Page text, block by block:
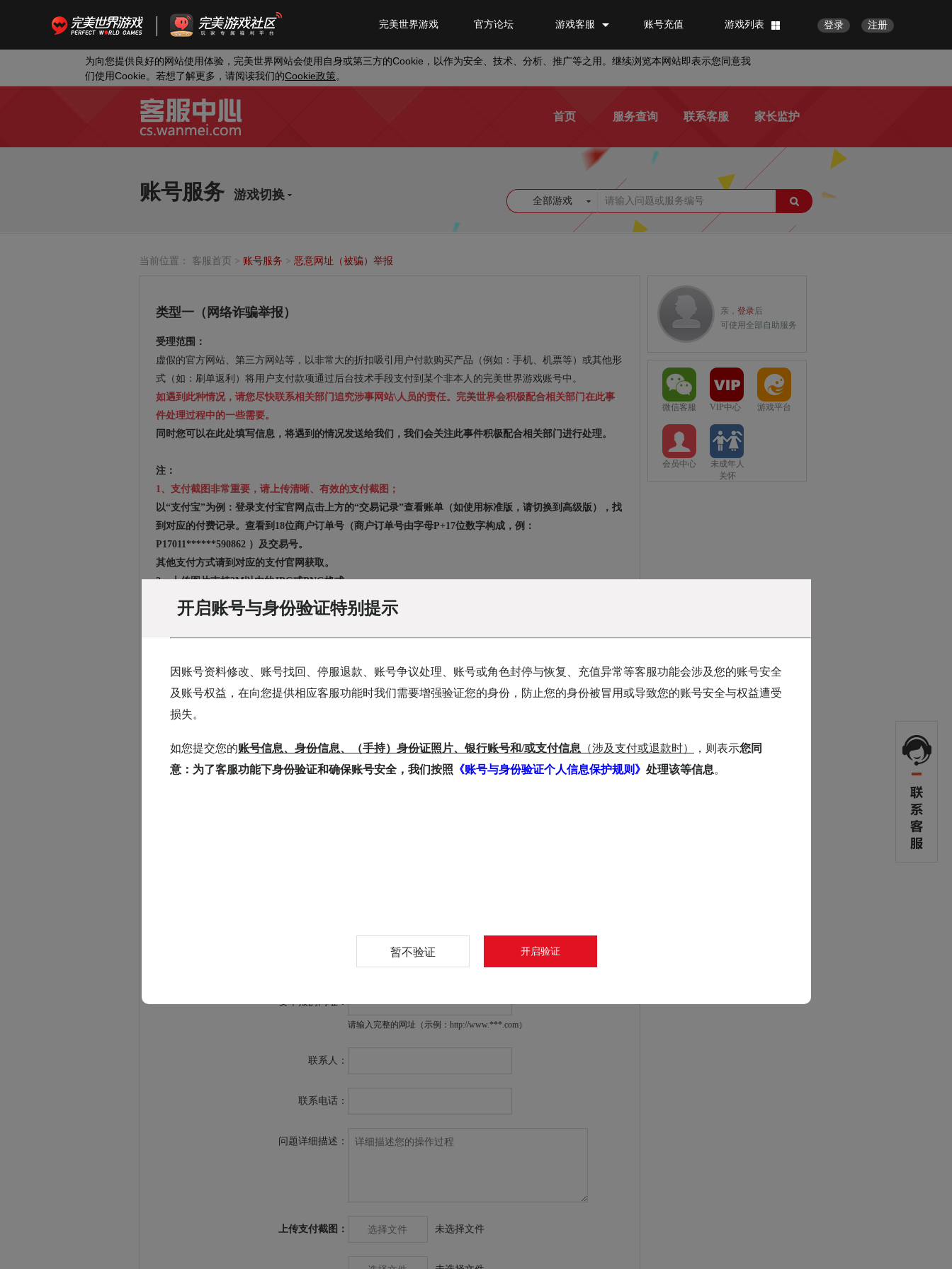
注册
登录
游戏列表
账号充值
游戏客服
官方论坛
完美世界游戏
为向您提供良好的网站使用体验，完美世界网站会使用自身或第三方的Cookie ，以作为安全、技术、分析、推广等之用。继续浏览本网站即表示您同意我
们使用Cookie。若想了解更多，请阅读我们的Cookie政策。
首页 服务查询 联系客服 家长监护
全部游戏
账号服务 游戏切换
当前位置： 客服首页 > 账号服务 > 恶意网址（被骗）举报
类型一（网络诈骗举报）
受理范围：
虚假的官方网站、第三方网站等，以非常大的折扣吸引用户付款购买产品（例如：手机、机票等）或其他形
式（如：刷单返利）将用户支付款项通过后台技术手段支付到某个非本人的完美世界游戏账号中。
如遇到此种情况，请您尽快联系相关部门追究涉事网站\人员的责任。完美世界会积极配合相关部门在此事
件处理过程中的一些需要。
同时您可以在此处填写信息，将遇到的情况发送给我们，我们会关注此事件积极配合相关部门进行处理。
注：
1、支付截图非常重要，请上传清晰、有效的支付截图；
以“支付宝”为例：登录支付宝官网点击上方的“交易记录”查看账单（如使用标准版，请切换到高级版），找
到对应的付费记录。查看到18位商户订单号（商户订单号由字母P+17位数字构成，例：
P17011******590862 ）及交易号。
其他支付方式请到对应的支付官网获取。
2、上传图片支持2M以内的JPG或PNG格式。
充值时间：
请填写人民币金额数值，单位：元
例如：刷单被骗、扫码被骗、其他被骗
要举报的网址：
请输入完整的网址（示例：http://www.***.com）
联系人：
联系电话：
问题详细描述：
上传支付截图： 选择文件 未选择文件
亲， 登录后
可使用全部自助服务
微信客服 VIP中心 游戏平台
会员中心
未成年人
关怀
开启账号与身份验证特别提示
因账号资料修改、账号找回、停服退款、账号争议处理、账号或角色封停与恢复、充值异常等客服功能会涉及您的账号安全
及账号权益，在向您提供相应客服功能时我们需要增强验证您的身份，防止您的身份被冒用或导致您的账号安全与权益遭受
损失。
如您提交您的账号信息、身份信息、（手持）身份证照片、银行账号和/或支付信息 （涉及支付或退款时） ，则表示您同
意：为了客服功能下身份验证和确保账号安全，我们按照 《账号与身份验证个人信息保护规则》 处理该等信息。
开启验证
暂不验证